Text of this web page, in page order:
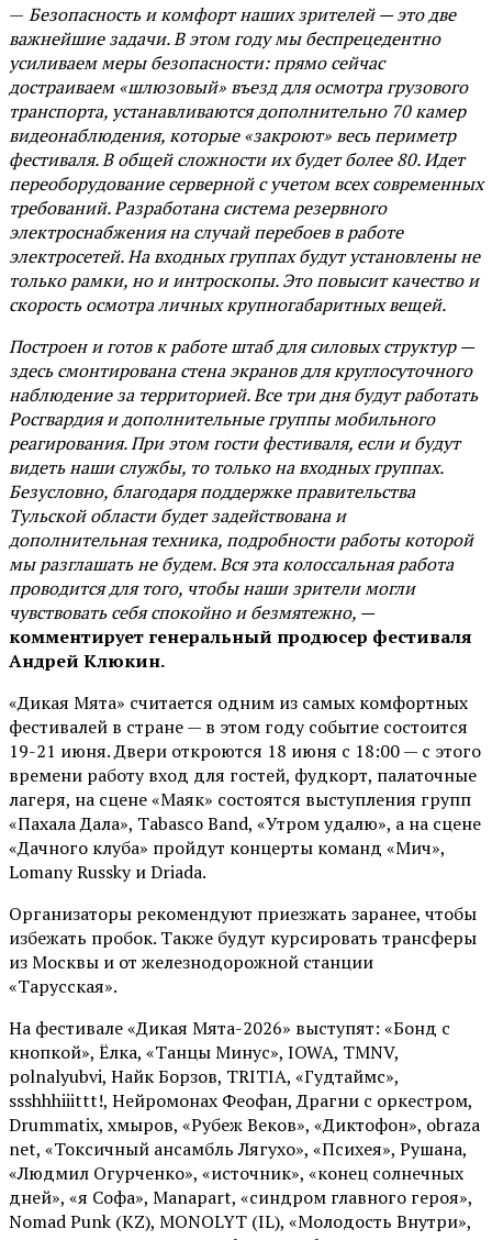
— Безопасность и комфорт наших зрителей — это две
важнейшие задачи. В этом году мы беспрецедентно
усиливаем меры безопасности: прямо сейчас
достраиваем «шлюзовый» въезд для осмотра грузового
транспорта, устанавливаются дополнительно 70 камер
видеонаблюдения, которые «закроют» весь периметр
фестиваля. В общей сложности их будет более 80. Идет
переоборудование серверной с учетом всех современных
требований. Разработана система резервного
электроснабжения на случай перебоев в работе
электросетей. На входных группах будут установлены не
только рамки, но и интроскопы. Это повысит качество и
скорость осмотра личных крупногабаритных вещей.
Построен и готов к работе штаб для силовых структур —
здесь смонтирована стена экранов для круглосуточного
наблюдение за территорией. Все три дня будут работать
Росгвардия и дополнительные группы мобильного
реагирования. При этом гости фестиваля, если и будут
видеть наши службы, то только на входных группах.
Безусловно, благодаря поддержке правительства
Тульской области будет задействована и
дополнительная техника, подробности работы которой
мы разглашать не будем. Вся эта колоссальная работа
проводится для того, чтобы наши зрители могли
чувствовать себя спокойно и безмятежно, —
комментирует генеральный продюсер фестиваля
Андрей Клюкин.
«Дикая Мята» считается одним из самых комфортных
фестивалей в стране — в этом году событие состоится
19-21 июня. Двери откроются 18 июня с 18:00 — с этого
времени работу вход для гостей, фудкорт, палаточные
лагеря, на сцене «Маяк» состоятся выступления групп
«Пахала Дала», Tabasco Band, «Утром удалю», а на сцене
«Дачного клуба» пройдут концерты команд «Мич»,
Lomany Russky и Driada.
Организаторы рекомендуют приезжать заранее, чтобы
избежать пробок. Также будут курсировать трансферы
из Москвы и от железнодорожной станции
«Тарусская».
На фестивале «Дикая Мята-2026» выступят: «Бонд с
кнопкой», Ёлка, «Танцы Минус», IOWA, TMNV,
polnalyubvi, Найк Борзов, TRITIA, «Гудтаймс»,
ssshhhiiittt!, Нейромонах Феофан, Драгни с оркестром,
Drummatix, хмыров, «Рубеж Веков», «Диктофон», obraza
net, «Токсичный ансамбль Лягухо», «Психея», Рушана,
«Людмил Огурченко», «источник», «конец солнечных
дней», «я Софа», Manapart, «синдром главного героя»,
Nomad Punk (KZ), MONOLYT (IL), «Молодость Внутри»,